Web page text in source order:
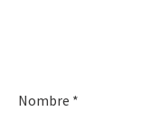
Nombre *